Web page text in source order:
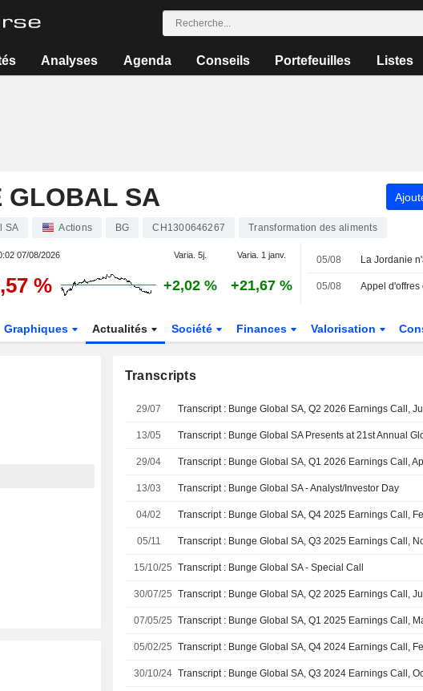
Analyses Agenda Conseils Portefeuilles Listes
GLOBAL SA
SA Actions BG CH1300646267 Transformation des aliments
07/08/2026 Varia. 5j. Varia. 1 janv.
% +2,02 % +21,67 %
05/08
05/08
Graphiques Actualités Société Finances Valorisation
Transcripts
29/07 Transcript : Bunge Global SA, Q2 2026 Earnings Call,
13/05
29/04 Transcript : Bunge Global SA, Q1 2026 Earnings Call,
13/03 Transcript : Bunge Global SA - Analyst/Investor Day
04/02 Transcript : Bunge Global SA, Q4 2025 Earnings Call,
05/11 Transcript : Bunge Global SA, Q3 2025 Earnings Call,
15/10/25 Transcript : Bunge Global SA - Special Call
30/07/25 Transcript : Bunge Global SA, Q2 2025 Earnings Call,
07/05/25 Transcript : Bunge Global SA, Q1 2025 Earnings Call,
05/02/25 Transcript : Bunge Global SA, Q4 2024 Earnings Call,
30/10/24 Transcript : Bunge Global SA, Q3 2024 Earnings Call,